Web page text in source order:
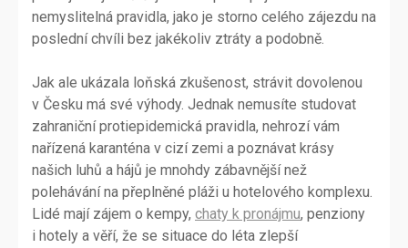
nemyslitelná pravidla, jako je storno celého zájezdu na
poslední chvíli bez jakékoliv ztráty a podobně.
Jak ale ukázala loňská zkušenost, strávit dovolenou
v Česku má své výhody. Jednak nemusíte studovat
zahraniční protiepidemická pravidla, nehrozí vám
nařízená karanténa v cizí zemi a poznávat krásy
našich luhů a hájů je mnohdy zábavnější než
polehávání na přeplněné pláži u hotelového komplexu.
Lidé mají zájem o kempy, chaty k pronájmu, penziony
i hotely a věří, že se situace do léta zlepší